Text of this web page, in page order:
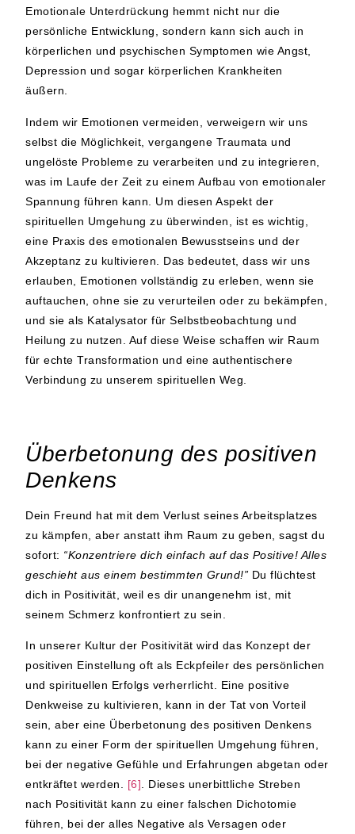
Emotionale Unterdrückung hemmt nicht nur die
persönliche Entwicklung, sondern kann sich auch in
körperlichen und psychischen Symptomen wie Angst,
Depression und sogar körperlichen Krankheiten
äußern.
Indem wir Emotionen vermeiden, verweigern wir uns
selbst die Möglichkeit, vergangene Traumata und
ungelöste Probleme zu verarbeiten und zu integrieren,
was im Laufe der Zeit zu einem Aufbau von emotionaler
Spannung führen kann. Um diesen Aspekt der
spirituellen Umgehung zu überwinden, ist es wichtig,
eine Praxis des emotionalen Bewusstseins und der
Akzeptanz zu kultivieren. Das bedeutet, dass wir uns
erlauben, Emotionen vollständig zu erleben, wenn sie
auftauchen, ohne sie zu verurteilen oder zu bekämpfen,
und sie als Katalysator für Selbstbeobachtung und
Heilung zu nutzen. Auf diese Weise schaffen wir Raum
für echte Transformation und eine authentischere
Verbindung zu unserem spirituellen Weg.
Überbetonung des positiven
Denkens
Dein Freund hat mit dem Verlust seines Arbeitsplatzes
zu kämpfen, aber anstatt ihm Raum zu geben, sagst du
sofort: “Konzentriere dich einfach auf das Positive! Alles
geschieht aus einem bestimmten Grund!” Du flüchtest
dich in Positivität, weil es dir unangenehm ist, mit
seinem Schmerz konfrontiert zu sein.
In unserer Kultur der Positivität wird das Konzept der
positiven Einstellung oft als Eckpfeiler des persönlichen
und spirituellen Erfolgs verherrlicht. Eine positive
Denkweise zu kultivieren, kann in der Tat von Vorteil
sein, aber eine Überbetonung des positiven Denkens
kann zu einer Form der spirituellen Umgehung führen,
bei der negative Gefühle und Erfahrungen abgetan oder
entkräftet werden. [6] . Dieses unerbittliche Streben
nach Positivität kann zu einer falschen Dichotomie
führen, bei der alles Negative als Versagen oder